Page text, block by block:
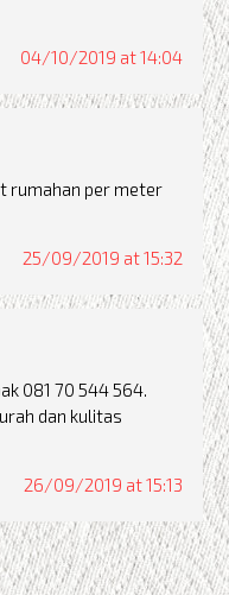
04/10/2019 at 14:04
rumahan per meter
25/09/2019 at 15:32
081 70 544 564.
dan kulitas
26/09/2019 at 15:13